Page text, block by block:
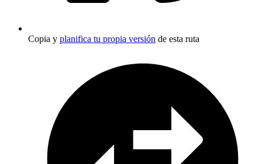
Copia y planifica tu propia versión de esta ruta